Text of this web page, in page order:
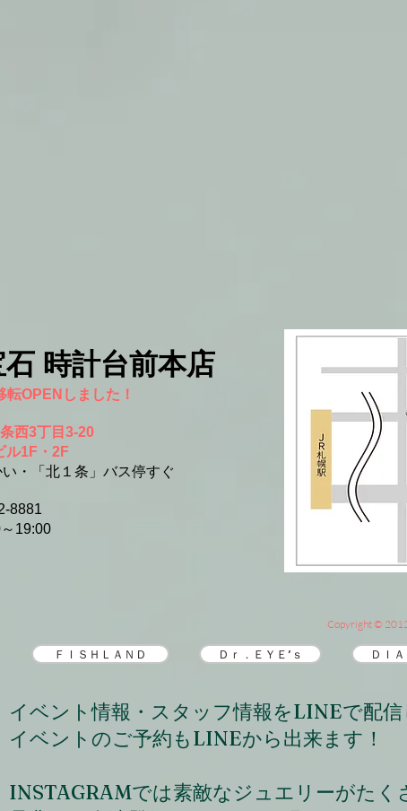
時計台前本店
OPENしました！
西3丁目3-20
・2F
北１条」バス停すぐ
8881
19:00
Copyright ©
ＦＩＳＨＬＡＮＤ Ｄｒ．ＥＹＥ’ｓ ＤＩ
イベント情報・スタッフ情報をLINEで配信
イベントのご予約もLINEから出来ます！
INSTAGRAMでは素敵なジュエリーがたく